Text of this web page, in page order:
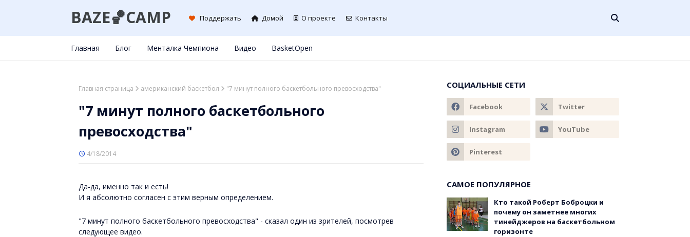
BAZE🏀CAMP Поддержать Домой О проекте Контакты
Главная Блог Менталка Чемпиона Видео BasketOpen
Главная страница американский баскетбол "7 минут полного баскетбольного превосходства"
"7 минут полного баскетбольного
превосходства"
4/18/2014
Да-да, именно так и есть!
И я абсолютно согласен с этим верным определением.
"7 минут полного баскетбольного превосходства" - сказал один из зрителей, посмотрев
следующее видео.
СОЦИАЛЬНЫЕ СЕТИ
САМОЕ ПОПУЛЯРНОЕ
Кто такой Роберт Боброцки и
почему он заметнее многих
тинейджеров на баскетбольном
горизонте